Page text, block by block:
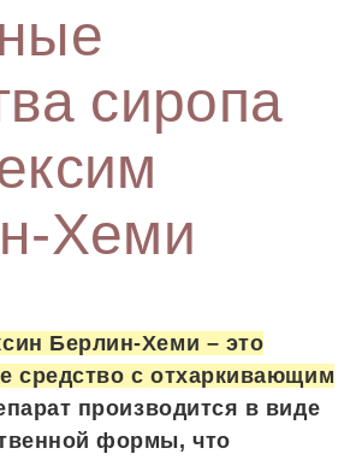
сиропа
Хеми
Берлин-Хеми – это
средство с отхаркивающим
производится в виде
формы, что